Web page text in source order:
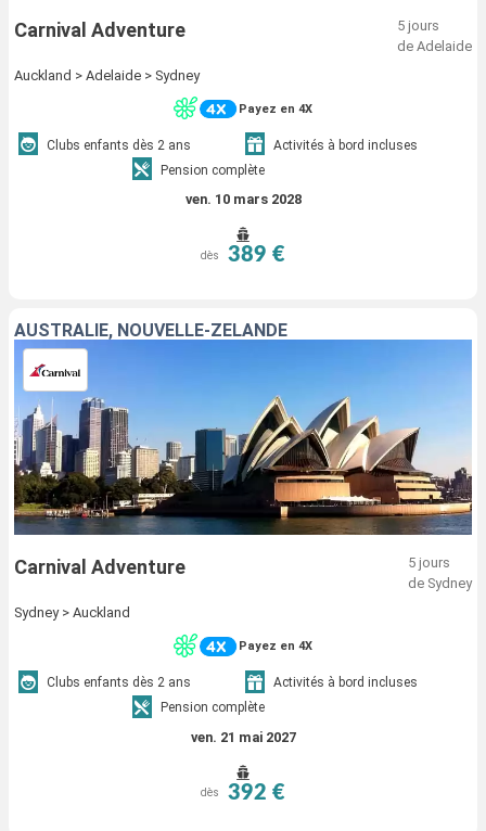
Carnival Adventure
5 jours
de Adelaide
Auckland > Adelaide > Sydney
Payez en 4X
Clubs enfants dès 2 ans
Activités à bord incluses
Pension complète
ven. 10 mars 2028
dès 389 €
AUSTRALIE, NOUVELLE-ZÉLANDE
Carnival Adventure
5 jours
de Sydney
Sydney > Auckland
Payez en 4X
Clubs enfants dès 2 ans
Activités à bord incluses
Pension complète
ven. 21 mai 2027
dès 392 €